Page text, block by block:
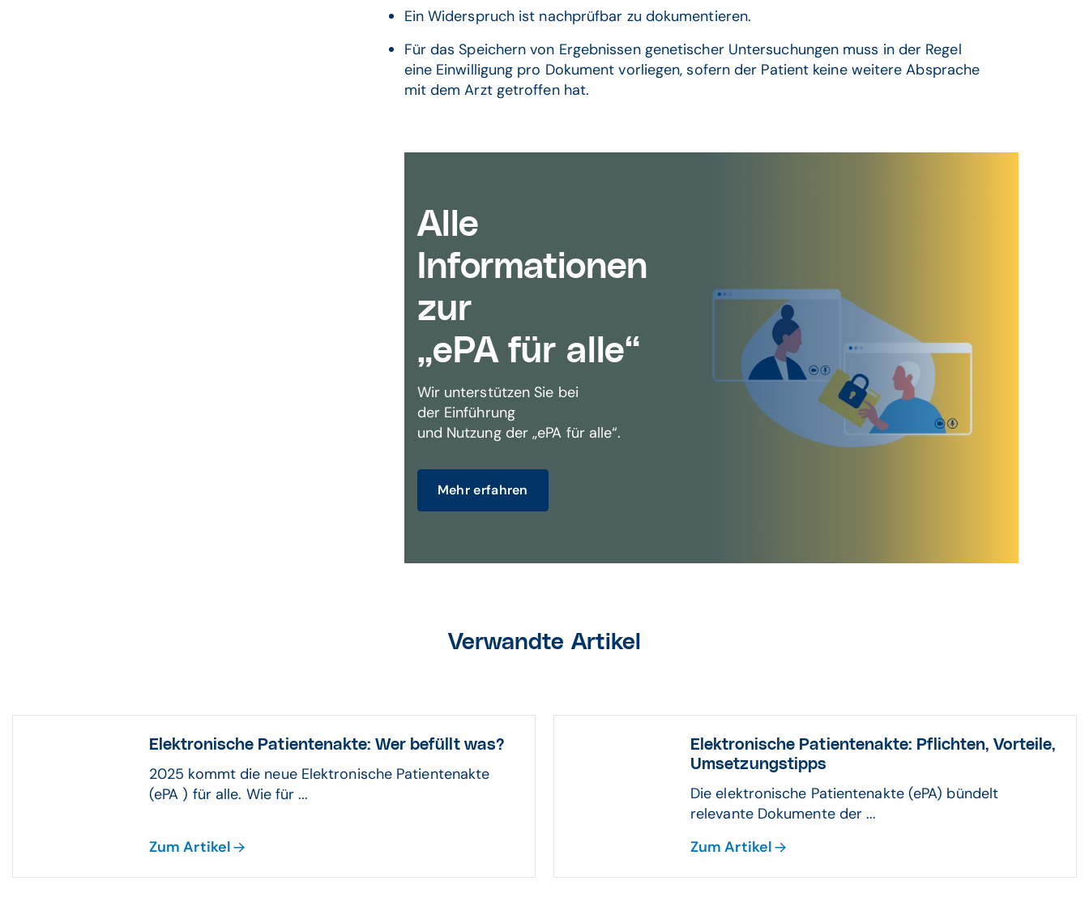
Ein Widerspruch ist nachprüfbar zu dokumentieren.
Für das Speichern von Ergebnissen genetischer Untersuchungen muss in der Regel
eine Einwilligung pro Dokument vorliegen, sofern der Patient keine weitere Absprache
mit dem Arzt getroffen hat.
Alle
Informationen
zur
„ePA für alle“
Wir unterstützen Sie bei
der Einführung
und Nutzung der „ePA für alle“.
Mehr erfahren
Verwandte Artikel
Elektronische Patientenakte: Wer befüllt was?
2025 kommt die neue Elektronische Patientenakte
(ePA ) für alle. Wie für ...
Zum Artikel
Elektronische Patientenakte: Pflichten, Vorteile,
Umsetzungstipps
Die elektronische Patientenakte (ePA) bündelt
relevante Dokumente der ...
Zum Artikel